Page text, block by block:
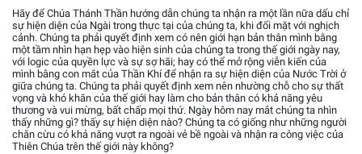
Hãy để Chúa Thánh Thần hướng dẫn chúng ta nhận ra một lần nữa dấu chỉ
sự hiện diện của Ngài trong thực tại của chúng ta, khi đối mặt với nghịch
cảnh. Chúng ta phải quyết định xem có nên giới hạn bản thân mình bằng
một tầm nhìn hạn hẹp vào hiện sinh của chúng ta trong thế giới ngày nay,
với logic của quyền lực và sự sợ hãi; hay có thể mở rộng viễn kiến của
mình bằng con mắt của Thần Khí để nhận ra sự hiện diện của Nước Trời ở
giữa chúng ta. Chúng ta phải quyết định xem nên nhường chỗ cho sự thất
vọng và khó khăn của thế giới hay làm cho bản thân có khả năng yêu
thương và vui mừng, bất chấp mọi thứ. Ngày hôm nay mắt chúng ta nhìn
thấy những gì? thấy sự hiện diện nào? Chúng ta có giống như những người
chăn cừu có khả năng vượt ra ngoài vẻ bề ngoài và nhận ra công việc của
Thiên Chúa trên thế giới này không?